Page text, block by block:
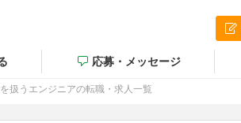
応募・メッセージ
扱うエンジニアの転職・求人一覧